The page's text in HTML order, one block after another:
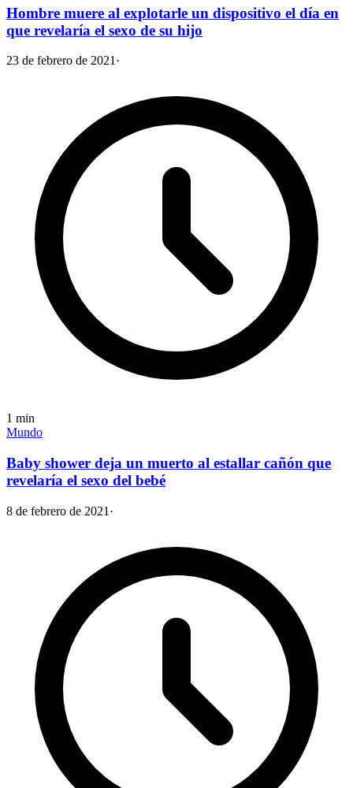
Hombre muere al explotarle un dispositivo el día en
que revelaría el sexo de su hijo
23 de febrero de 2021 ·
1 min
Mundo
Baby shower deja un muerto al estallar cañón que
revelaría el sexo del bebé
8 de febrero de 2021 ·